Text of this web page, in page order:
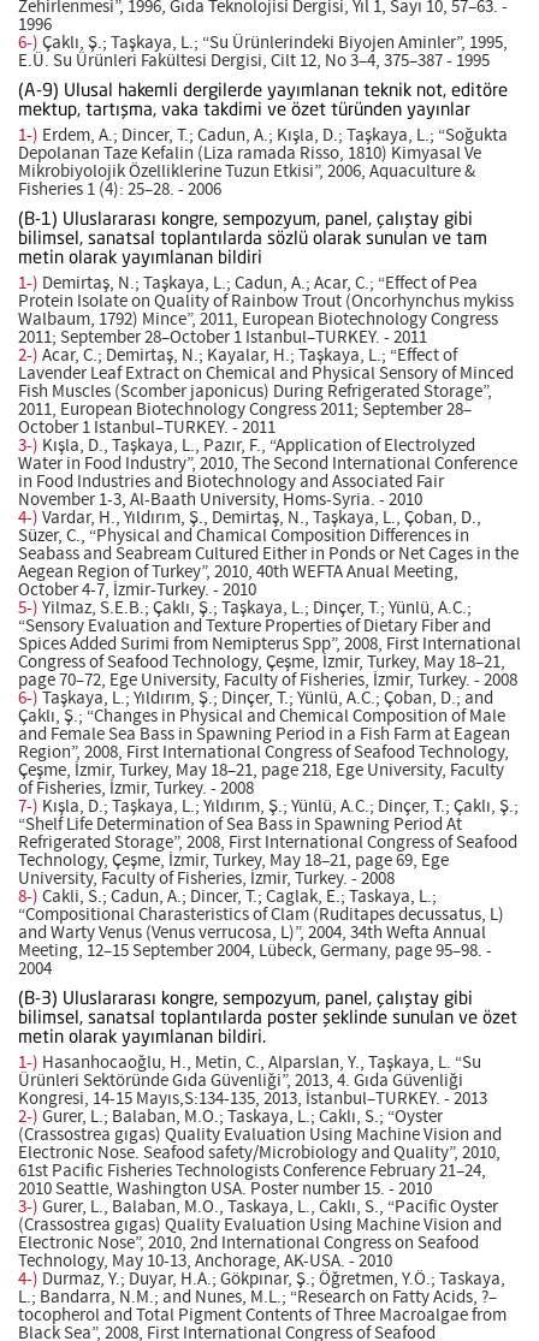
Zehirlenmesi”, 1996, Gıda Teknolojisi Dergisi, Yıl 1, Sayı 10, 57–63. -
1996
6-) Çaklı, Ş.; Taşkaya, L.; “Su Ürünlerindeki Biyojen Aminler”, 1995,
E.Ü. Su Ürünleri Fakültesi Dergisi, Cilt 12, No 3–4, 375–387 - 1995
(A-9) Ulusal hakemli dergilerde yayımlanan teknik not, editöre
mektup, tartışma, vaka takdimi ve özet türünden yayınlar
1-) Erdem, A.; Dincer, T.; Cadun, A.; Kışla, D.; Taşkaya, L.; “Soğukta
Depolanan Taze Kefalin (Liza ramada Risso, 1810) Kimyasal Ve
Mikrobiyolojik Özelliklerine Tuzun Etkisi”, 2006, Aquaculture &
Fisheries 1 (4): 25–28. - 2006
(B-1) Uluslararası kongre, sempozyum, panel, çalıştay gibi
bilimsel, sanatsal toplantılarda sözlü olarak sunulan ve tam
metin olarak yayımlanan bildiri
1-) Demirtaş, N.; Taşkaya, L.; Cadun, A.; Acar, C.; “Effect of Pea
Protein Isolate on Quality of Rainbow Trout (Oncorhynchus mykiss
Walbaum, 1792) Mince”, 2011, European Biotechnology Congress
2011; September 28–October 1 Istanbul–TURKEY. - 2011
2-) Acar, C.; Demirtaş, N.; Kayalar, H.; Taşkaya, L.; “Effect of
Lavender Leaf Extract on Chemical and Physical Sensory of Minced
Fish Muscles (Scomber japonicus) During Refrigerated Storage”,
2011, European Biotechnology Congress 2011; September 28–
October 1 Istanbul–TURKEY. - 2011
3-) Kışla, D., Taşkaya, L., Pazır, F., “Application of Electrolyzed
Water in Food Industry”, 2010, The Second International Conference
in Food Industries and Biotechnology and Associated Fair
November 1-3, Al-Baath University, Homs-Syria. - 2010
4-) Vardar, H., Yıldırım, Ş., Demirtaş, N., Taşkaya, L., Çoban, D.,
Süzer, C., “Physical and Chamical Composition Differences in
Seabass and Seabream Cultured Either in Ponds or Net Cages in the
Aegean Region of Turkey”, 2010, 40th WEFTA Anual Meeting,
October 4-7, İzmir-Turkey. - 2010
5-) Yilmaz, S.E.B.; Çaklı, Ş.; Taşkaya, L.; Dinçer, T.; Yünlü, A.C.;
“Sensory Evaluation and Texture Properties of Dietary Fiber and
Spices Added Surimi from Nemipterus Spp”, 2008, First International
Congress of Seafood Technology, Çeşme, İzmir, Turkey, May 18–21,
page 70–72, Ege University, Faculty of Fisheries, İzmir, Turkey. - 2008
6-) Taşkaya, L.; Yıldırım, Ş.; Dinçer, T.; Yünlü, A.C.; Çoban, D.; and
Çaklı, Ş.; “Changes in Physical and Chemical Composition of Male
and Female Sea Bass in Spawning Period in a Fish Farm at Eagean
Region”, 2008, First International Congress of Seafood Technology,
Çeşme, İzmir, Turkey, May 18–21, page 218, Ege University, Faculty
of Fisheries, İzmir, Turkey. - 2008
7-) Kışla, D.; Taşkaya, L.; Yıldırım, Ş.; Yünlü, A.C.; Dinçer, T.; Çaklı, Ş.;
“Shelf Life Determination of Sea Bass in Spawning Period At
Refrigerated Storage”, 2008, First International Congress of Seafood
Technology, Çeşme, İzmir, Turkey, May 18–21, page 69, Ege
University, Faculty of Fisheries, İzmir, Turkey. - 2008
8-) Cakli, S.; Cadun, A.; Dincer, T.; Caglak, E.; Taskaya, L.;
“Compositional Charasteristics of Clam (Ruditapes decussatus, L)
and Warty Venus (Venus verrucosa, L)”, 2004, 34th Wefta Annual
Meeting, 12–15 September 2004, Lübeck, Germany, page 95–98. -
2004
(B-3) Uluslararası kongre, sempozyum, panel, çalıştay gibi
bilimsel, sanatsal toplantılarda poster şeklinde sunulan ve özet
metin olarak yayımlanan bildiri.
1-) Hasanhocaoğlu, H., Metin, C., Alparslan, Y., Taşkaya, L. “Su
Ürünleri Sektöründe Gıda Güvenliği”, 2013, 4. Gıda Güvenliği
Kongresi, 14-15 Mayıs,S:134-135, 2013, İstanbul–TURKEY. - 2013
2-) Gurer, L.; Balaban, M.O.; Taskaya, L.; Caklı, S.; “Oyster
(Crassostrea gıgas) Quality Evaluation Using Machine Vision and
Electronic Nose. Seafood safety/Microbiology and Quality”, 2010,
61st Pacific Fisheries Technologists Conference February 21–24,
2010 Seattle, Washington USA. Poster number 15. - 2010
3-) Gurer, L., Balaban, M.O., Taskaya, L., Caklı, S., “Pacific Oyster
(Crassostrea gıgas) Quality Evaluation Using Machine Vision and
Electronic Nose”, 2010, 2nd International Congress on Seafood
Technology, May 10-13, Anchorage, AK-USA. - 2010
4-) Durmaz, Y.; Duyar, H.A.; Gökpınar, Ş.; Öğretmen, Y.Ö.; Taskaya,
L.; Bandarra, N.M.; and Nunes, M.L.; “Research on Fatty Acids, ?–
tocopherol and Total Pigment Contents of Three Macroalgae from
Black Sea”, 2008, First International Congress of Seafood